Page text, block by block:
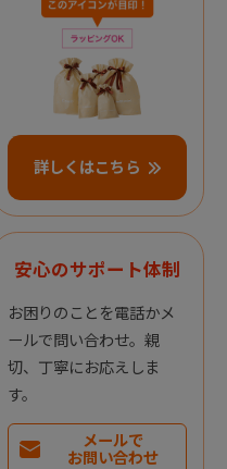
詳しくはこちら
安心のサポート体制
お困りのことを電話かメ
ールで問い合わせ。親
切、丁寧にお応えしま
す。
メールで
お問い合わせ